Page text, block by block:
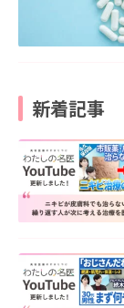
新着記事